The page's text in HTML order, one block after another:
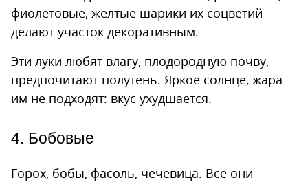
фиолетовые, желтые шарики их соцветий
делают участок декоративным.
Эти луки любят влагу, плодородную почву,
предпочитают полутень. Яркое солнце, жара
им не подходят: вкус ухудшается.
4. Бобовые
Горох, бобы, фасоль, чечевица. Все они